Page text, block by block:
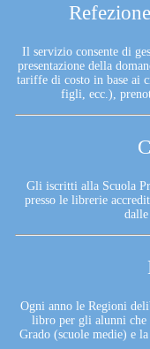
Il servizio consente di
presentazione della
tariffe di costo in base ai
figli, ecc.),
Gli iscritti alla Scuola
presso le librerie
dalle
Ogni anno le Regioni
libro per gli alunni che
Grado (scuole medie) e